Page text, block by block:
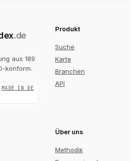
.de
aus 189
konform.
MADE IN DE
Produkt
Suche
Karte
Branchen
API
Über uns
Methodik